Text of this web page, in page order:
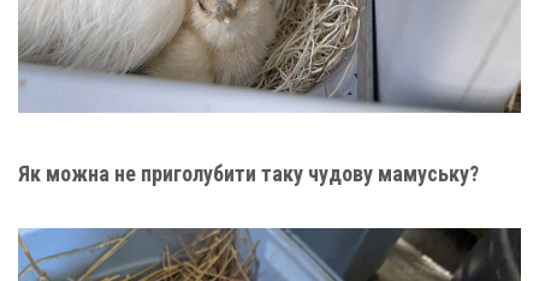
Як можна не приголубити таку чудову мамуську?